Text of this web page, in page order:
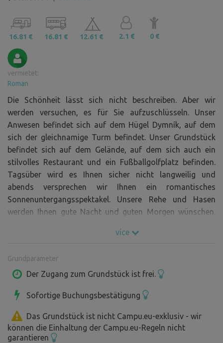
16.81 € 16.81 € 12.61 € 2.1 € 0 €
vermietet:
Roman
Die Schönheit lässt sich nicht beschreiben. Aber wir
werden versuchen, es für Sie aufzuschlüsseln. Unser
Anwesen befindet sich auf dem Hügel Dymník, auf dem
sich der gleichnamige Turm befindet. Unser Grundstück
befindet sich auf dem Gelände, auf dem sich auch ein
stilvolles Restaurant und ein Fußballgolfplatz befinden.
Tagsüber wird es Ihnen sicher nicht langweilig und
abends versprechen wir Ihnen ein romantisches
Sonnenuntergangsspektakel. Unsere Rehe und Hasen
werden Ihnen gute Nacht und guten Morgen wünschen.
nächtliche Ruhe und Stille auf dem Lande, fernab der
Optionen Wald, Feldwege und Fähre in Ihrem
Navigationsgerät aus. Lassen Sie nur die Straße an. Wir
více
Grundparameter
Der Zugang zum Grundstück ist frei.
Sofortige Buchungsbestätigung
Das Grundstück ist nicht Campu.eu-exklusiv - wir
können die Einhaltung der Campu.eu-Regeln nicht
garantieren